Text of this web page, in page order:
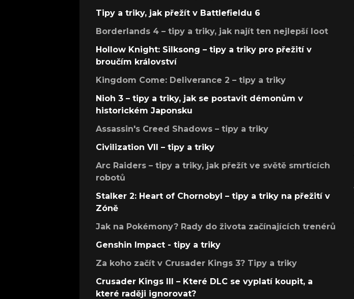
Tipy a triky, jak přežít v Battlefieldu 6
Borderlands 4 – tipy a triky, jak najít ten nejlepší loot
Hollow Knight: Silksong – tipy a triky pro přežití v
broučím království
Kingdom Come: Deliverance 2 – tipy a triky
Nioh 3 – tipy a triky, jak se postavit démonům v
historickém Japonsku
Assassin's Creed Shadows – tipy a triky
Civilization VII – tipy a triky
Arc Raiders – tipy a triky, jak přežít ve světě smrtících
robotů
Stalker 2: Heart of Chornobyl – tipy a triky na přežití v
Zóně
Jak na Pokémony? Rady do života začínajících trenérů
Genshin Impact - tipy a triky
Za koho začít v Crusader Kings 3? Tipy a triky
Crusader Kings III – Které DLC se vyplatí koupit, a
které raději ignorovat?